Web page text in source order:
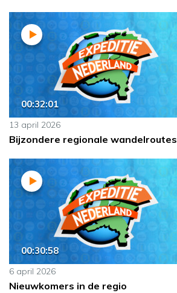
00:32:01
13 april 2026
Bijzondere regionale wandelroutes
00:30:58
6 april 2026
Nieuwkomers in de regio